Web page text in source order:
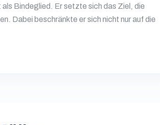
Bindeglied. Er setzte sich das Ziel, die
Dabei beschränkte er sich nicht nur auf die